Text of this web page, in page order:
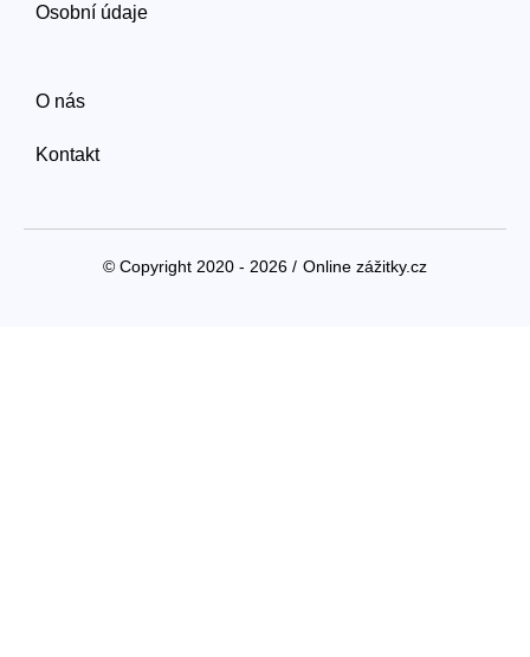
Osobní údaje
O nás
Kontakt
© Copyright 2020 - 2026 / Online zážitky.cz